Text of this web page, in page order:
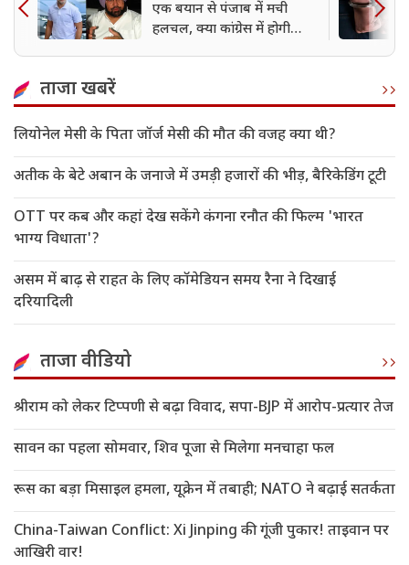
एक बयान से पंजाब में मची
हलचल, क्या कांग्रेस में होगी
ताजा खबरें
लियोनेल मेसी के पिता जॉर्ज मेसी की मौत की वजह क्या थी?
अतीक के बेटे अबान के जनाजे में उमड़ी हजारों की भीड़, बैरिकेडिंग टूटी
OTT पर कब और कहां देख सकेंगे कंगना रनौत की फिल्म 'भारत
भाग्य विधाता'?
असम में बाढ़ से राहत के लिए कॉमेडियन समय रैना ने दिखाई
दरियादिली
ताजा वीडियो
श्रीराम को लेकर टिप्पणी से बढ़ा विवाद, सपा-BJP में आरोप-प्रत्यार तेज
सावन का पहला सोमवार, शिव पूजा से मिलेगा मनचाहा फल
रूस का बड़ा मिसाइल हमला, यूक्रेन में तबाही; NATO ने बढ़ाई सतर्कता
China-Taiwan Conflict: Xi Jinping की गूंजी पुकार! ताइवान पर
आखिरी वार!